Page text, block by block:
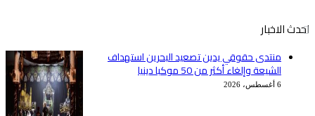
احدث الاخبار
منتدى حقوقي يدين تصعيد البحرين استهداف
الشيعة وإلغاء أكثر من 50 موكبا دينيا
6 أغسطس، 2026